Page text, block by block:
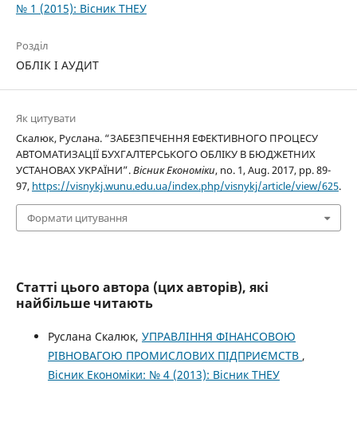
№ 1 (2015): Вісник ТНЕУ
Розділ
ОБЛІК І АУДИТ
Як цитувати
Скалюк, Руслана. “ЗАБЕЗПЕЧЕННЯ ЕФЕКТИВНОГО ПРОЦЕСУ
АВТОМАТИЗАЦІЇ БУХГАЛТЕРСЬКОГО ОБЛІКУ В БЮДЖЕТНИХ
УСТАНОВАХ УКРАЇНИ”.Вісник Економіки, no. 1, Aug. 2017, pp. 89-
97, https://visnykj.wunu.edu.ua/index.php/visnykj/article/view/625.
Формати цитування
Статті цього автора (цих авторів), які
найбільше читають
Руслана Скалюк, УПРАВЛІННЯ ФІНАНСОВОЮ
РІВНОВАГОЮ ПРОМИСЛОВИХ ПІДПРИЄМСТВ ,
Вісник Економіки: № 4 (2013): Вісник ТНЕУ